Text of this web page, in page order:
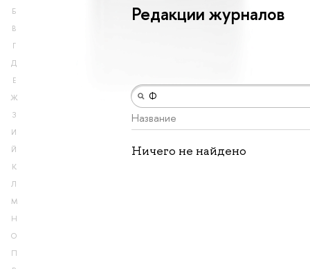
Б
В
Г
Д
Е
Ж
З
И
Й
К
Л
М
Н
О
П
Редакции журналов
Название
Ничего не найдено